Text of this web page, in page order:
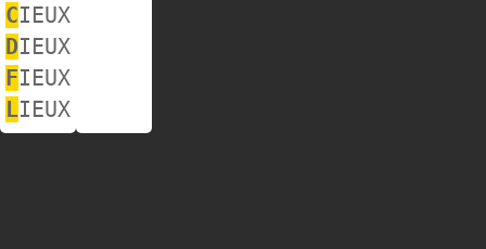
CIEUX
DIEUX
FIEUX
LIEUX